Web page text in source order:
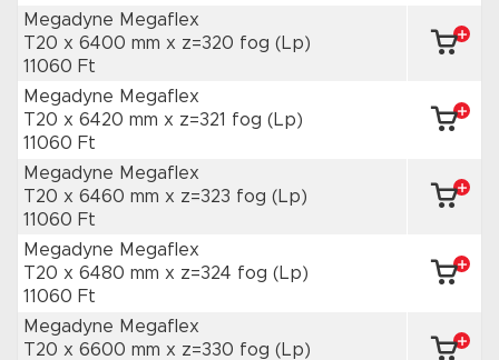
Megadyne Megaflex
T20 x 6400 mm x z=320 fog (Lp)
11060 Ft
Megadyne Megaflex
T20 x 6420 mm x z=321 fog (Lp)
11060 Ft
Megadyne Megaflex
T20 x 6460 mm x z=323 fog (Lp)
11060 Ft
Megadyne Megaflex
T20 x 6480 mm x z=324 fog (Lp)
11060 Ft
Megadyne Megaflex
T20 x 6600 mm x z=330 fog (Lp)